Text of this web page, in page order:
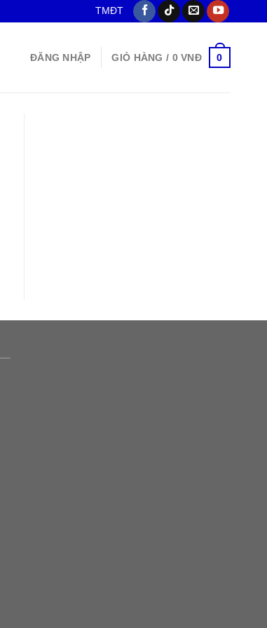
TMĐT
ĐĂNG NHẬP GIỎ HÀNG / 0VNĐ 0